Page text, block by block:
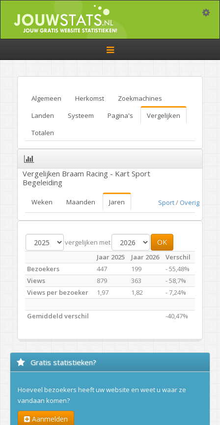
Toggle
navigation
Algemeen Herkomst
Zoekmachines
Landen
Systeem Pagina's
Vergelijken
Totalen
Vergelijken Braam Racing - Kart Sport
Begeleiding
Sport/ Overig
Weken Maanden Jaren
vergelijken met OK
Jaar 2025 Jaar 2026
Verschil
Bezoekers
447 199
- 55,48%
Views
879 363
- 58,7%
Views per bezoeker
1,97 1,82 - 7,24%
Gemiddeld verschil -40,47%
Gratis statistieken?
Hoeveel bezoekers heeft uw website en weet u waar ze
vandaan komen?
Aanmelden